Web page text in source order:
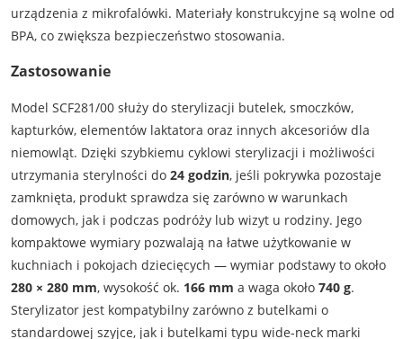
urządzenia z mikrofalówki. Materiały konstrukcyjne są wolne od
BPA, co zwiększa bezpieczeństwo stosowania.
Zastosowanie
Model SCF281/00 służy do sterylizacji butelek, smoczków,
kapturków, elementów laktatora oraz innych akcesoriów dla
niemowląt. Dzięki szybkiemu cyklowi sterylizacji i możliwości
utrzymania sterylności do 24 godzin, jeśli pokrywka pozostaje
zamknięta, produkt sprawdza się zarówno w warunkach
domowych, jak i podczas podróży lub wizyt u rodziny. Jego
kompaktowe wymiary pozwalają na łatwe użytkowanie w
kuchniach i pokojach dziecięcych — wymiar podstawy to około
280 × 280 mm, wysokość ok. 166 mm a waga około 740 g.
Sterylizator jest kompatybilny zarówno z butelkami o
standardowej szyjce, jak i butelkami typu wide-neck marki